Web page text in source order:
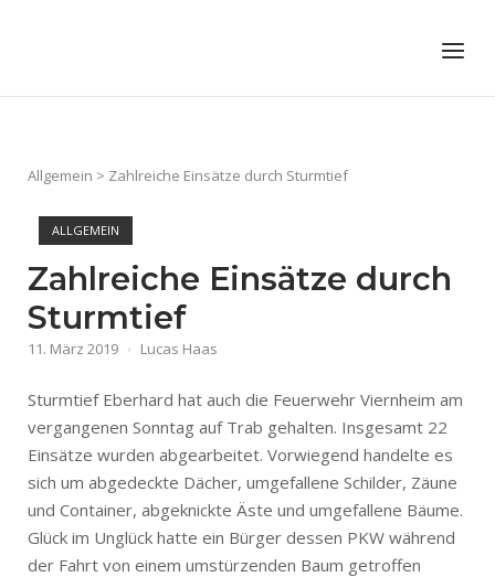
Menu
Allgemein > Zahlreiche Einsätze durch Sturmtief
ALLGEMEIN
Zahlreiche Einsätze durch
Sturmtief
11. März 2019 Lucas Haas
Sturmtief Eberhard hat auch die Feuerwehr Viernheim am
vergangenen Sonntag auf Trab gehalten. Insgesamt 22
Einsätze wurden abgearbeitet. Vorwiegend handelte es
sich um abgedeckte Dächer, umgefallene Schilder, Zäune
und Container, abgeknickte Äste und umgefallene Bäume.
Glück im Unglück hatte ein Bürger dessen PKW während
der Fahrt von einem umstürzenden Baum getroffen